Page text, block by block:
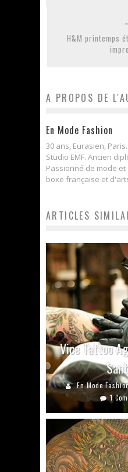
H&M printemps
A PROPOS DE
En Mode Fashion
30 ans, Eurasien,
Studio EMF. Ancien
Passionné de mode
boxe française et
ARTICLES
Vice Tattoo
En Mode
1